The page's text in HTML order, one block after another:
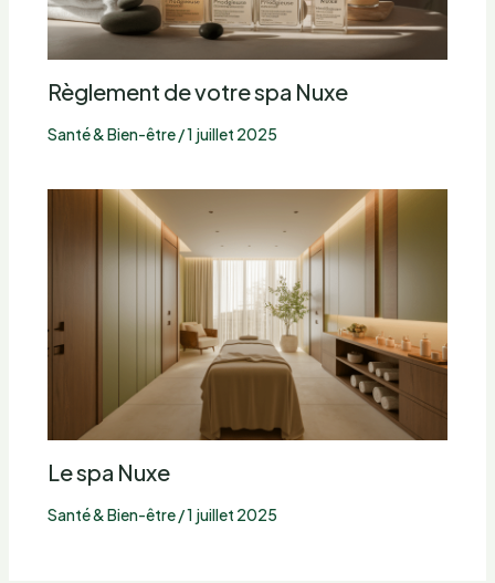
Règlement de votre spa Nuxe
Santé & Bien-être/1 juillet 2025
Le spa Nuxe
Santé & Bien-être/1 juillet 2025